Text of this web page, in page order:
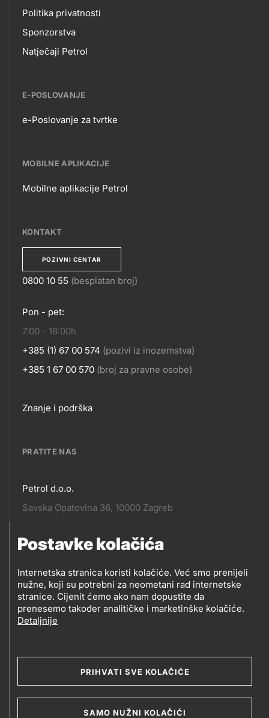
Postavke kolačića
Internetska stranica koristi kolačiće. Već smo prenijeli
nužne, koji su potrebni za neometani rad internetske
stranice. Cijenit ćemo ako nam dopustite da
prenesemo također analitičke i marketinške kolačiće.
Detaljnije
PRIHVATI SVE KOLAČIĆE
SAMO NUŽNI KOLAČIĆI
Politika privatnosti
Sponzorstva
Natječaji Petrol
E-POSLOVANJE
POSLOVANJE
e-Poslovanje za tvrtke
MOBILNE APLIKACIJE
APLIKACIJE
Mobilne aplikacije Petrol
KONTAKT
POZIVNI CENTAR
KONTAKT
0800 10 55 (besplatan broj)
Pon - pet:
7:00 - 18:00h
+385 (1) 67 00 574 (pozivi iz inozemstva)
+385 1 67 00 570 (broj za pravne osobe)
Footer
Znanje i podrška
PRATITE NAS
Pratite
Petrol d.o.o.
Savska Opatovina 36, 10000 Zagreb
Pratite
nas
Social
media
PRATITE PETROL NA
2019-2026 Petrol d.o.o. i Petrol d.d., Ljubljana
Kolačići
Opći uvjeti poslovanja